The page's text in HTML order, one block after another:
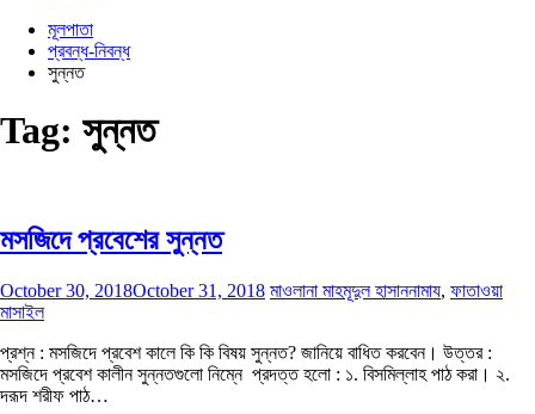
মূলপাতা
প্রবন্ধ-নিবন্ধ
সুন্নত
Tag: সুন্নত
মসজিদে প্রবেশের সুন্নত
October 30, 2018October 31, 2018 মাওলানা মাহমূদুল হাসাননামায, ফাতাওয়া
মাসাইল
প্রশ্ন : মসজিদে প্রবেশ কালে কি কি বিষয় সুন্নত? জানিয়ে বাধিত করবেন। উত্তর :
মসজিদে প্রবেশ কালীন সুন্নতগুলো নিম্নে প্রদত্ত হলো : ১. বিসমিল্লাহ পাঠ করা। ২.
দরূদ শরীফ পাঠ…